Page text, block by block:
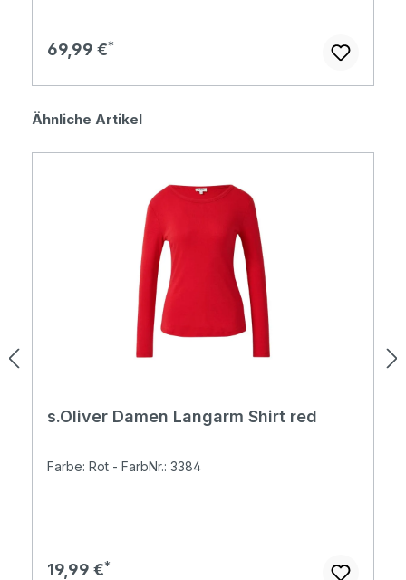
Regulärer Preis:
69,99 €
Produktgalerie überspringen
Ähnliche Artikel
s.Oliver Damen Langarm Shirt red
Farbe: Rot - FarbNr.: 3384
Regulärer Preis:
19,99 €